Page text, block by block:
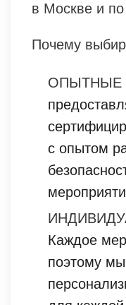
в Москве и
Почему
ОПЫТНЫЕ
с опытом
Каждое
поэтому